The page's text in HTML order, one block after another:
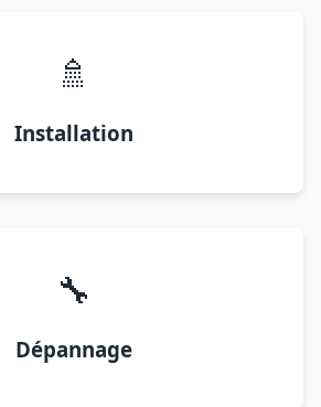
🚿
Installation
🔧
Dépannage